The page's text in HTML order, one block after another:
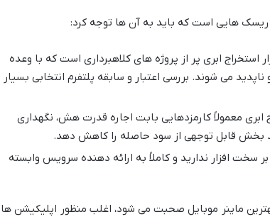
ریسک هایی است که باید به آن ها توجه کرد:
استخراج ابری پر از پروژه های کلاهبرداری است که با وعده
می شوند. بررسی اعتبار و سابقه پلتفرم انتخابی بسیار
ابری معمولاً کارمزدهایی بابت اجاره قدرت هش، نگهداری
بخش قابل توجهی از سود حاصله را کاهش دهد.
سخت افزار ندارید و کاملاً به ارائه دهنده سرویس وابسته
ماینر موبایل صحبت می شود، اغلب منظور اپلیکیشن ها